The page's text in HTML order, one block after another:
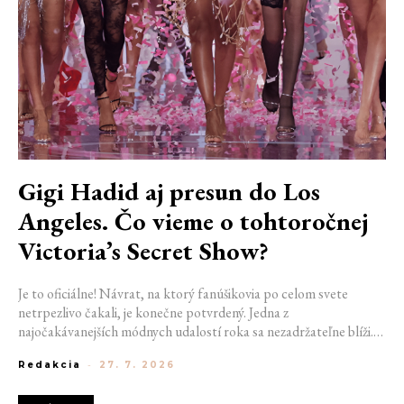
Gigi Hadid aj presun do Los
Angeles. Čo vieme o tohtoročnej
Victoria’s Secret Show?
Je to oficiálne! Návrat, na ktorý fanúšikovia po celom svete
netrpezlivo čakali, je konečne potvrdený. Jedna z
najočakávanejších módnych udalostí roka sa nezadržateľne blíži.
veľké novinky. Organizátori už prezradili miesto konania
Redakcia - 27. 7. 2026